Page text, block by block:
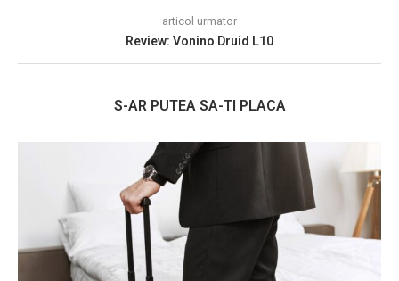
articol urmator
Review: Vonino Druid L10
S-AR PUTEA SA-TI PLACA